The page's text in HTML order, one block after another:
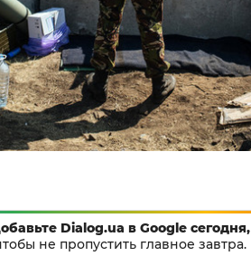
Dialog.ua в Google сегодня,
не пропустить главное завтра.